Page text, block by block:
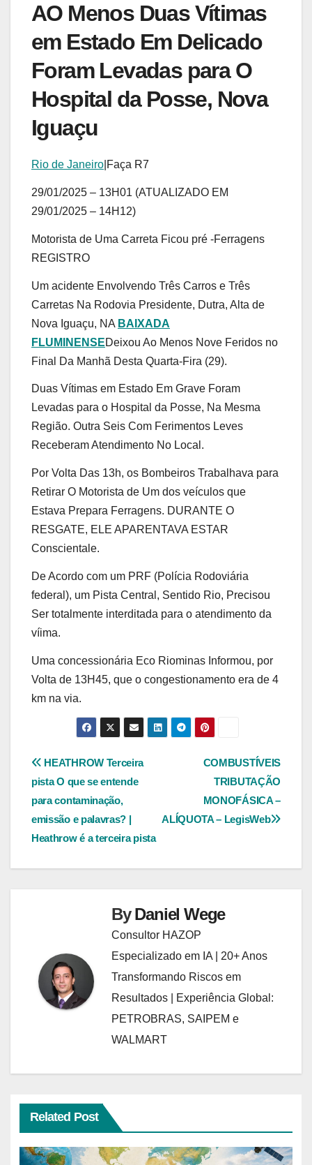
AO Menos Duas Vítimas
em Estado Em Delicado
Foram Levadas para O
Hospital da Posse, Nova
Iguaçu
Rio de Janeiro Faça R7
29/01/2025 – 13H01 (ATUALIZADO EM
29/01/2025 – 14H12)
Motorista de Uma Carreta Ficou pré -Ferragens
REGISTRO
Um acidente Envolvendo Três Carros e Três
Carretas Na Rodovia Presidente, Dutra, Alta de
Nova Iguaçu, NA BAIXADA
FLUMINENSEDeixou Ao Menos Nove Feridos no
Final Da Manhã Desta Quarta-Fira (29).
Duas Vítimas em Estado Em Grave Foram
Levadas para o Hospital da Posse, Na Mesma
Região. Outra Seis Com Ferimentos Leves
Receberam Atendimento No Local.
Por Volta Das 13h, os Bombeiros Trabalhava para
Retirar O Motorista de Um dos veículos que
Estava Prepara Ferragens. DURANTE O
RESGATE, ELE APARENTAVA ESTAR
Conscientale.
De Acordo com um PRF (Polícia Rodoviária
federal), um Pista Central, Sentido Rio, Precisou
Ser totalmente interditada para o atendimento da
víima.
Uma concessionária Eco Riominas Informou, por
Volta de 13H45, que o congestionamento era de 4
km na via.
Navegação
de
Post
COMBUSTÍVEIS
TRIBUTAÇÃO
MONOFÁSICA –
ALÍQUOTA – LegisWeb
HEATHROW Terceira
pista O que se entende
para contaminação,
emissão e palavras? |
Heathrow é a terceira pista
ByDaniel Wege
Consultor HAZOP
Especializado em IA | 20+ Anos
Transformando Riscos em
Resultados | Experiência Global:
PETROBRAS, SAIPEM e
WALMART
Related Post